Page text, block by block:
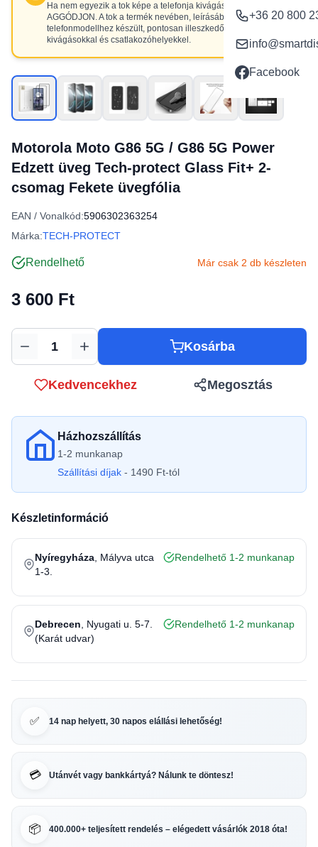
+36 20 800
Facebook
Ha nem egyezik a tok képe a telefonja kivágásaival, NE
AGGÓDJON. A tok a termék nevében, leírásában szereplő
telefonmodellhez készült, pontosan illeszkedő
kivágásokkal és csatlakozóhelyekkel.
Motorola Moto G86 5G / G86 5G Power
Edzett üveg Tech-protect Glass Fit+ 2-
csomag Fekete üvegfólia
EAN / Vonalkód:5906302363254
Márka:TECH-PROTECT
Rendelhető Már csak 2 db készleten
3 600 Ft
Mennyiség Kosárba
Kedvencekhez Megosztás
Házhozszállítás
1-2 munkanap
Szállítási díjak - 1490 Ft-tól
Készletinformáció
Nyíregyháza , Mályva utca
1-3.
Rendelhető 1-2 munkanap
Debrecen , Nyugati u. 5-7.
(Karát udvar)
Rendelhető 1-2 munkanap
✅ 14 nap helyett, 30 napos elállási lehetőség!
💳 Utánvét vagy bankkártyá? Nálunk te döntesz!
📦 400.000+ teljesített rendelés – elégedett vásárlók 2018 óta!